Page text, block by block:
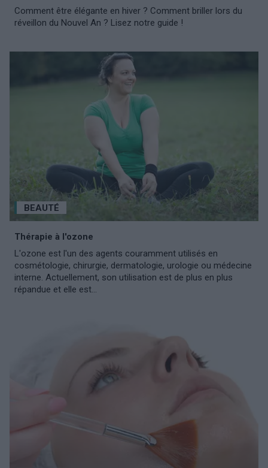
Comment être élégante en hiver ? Comment briller lors du
réveillon du Nouvel An ? Lisez notre guide !
BEAUTÉ
Thérapie à l'ozone
L'ozone est l'un des agents couramment utilisés en
cosmétologie, chirurgie, dermatologie, urologie ou médecine
interne. Actuellement, son utilisation est de plus en plus
répandue et elle est...